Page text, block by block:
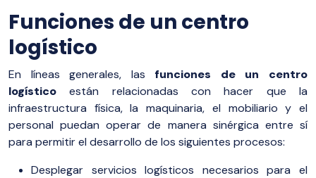
Funciones de un centro
logístico
En líneas generales, las funciones de un centro
logístico están relacionadas con hacer que la
infraestructura física, la maquinaria, el mobiliario y el
personal puedan operar de manera sinérgica entre sí
para permitir el desarrollo de los siguientes procesos:
Desplegar servicios logísticos necesarios para el